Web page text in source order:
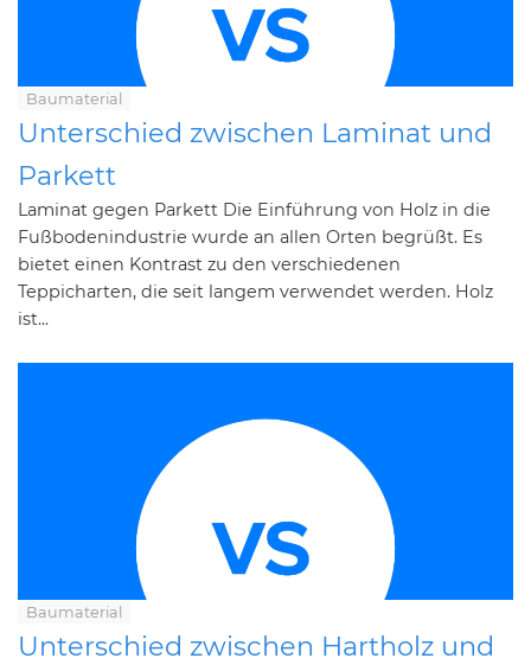
Baumaterial
Unterschied zwischen Laminat und
Parkett
Laminat gegen Parkett Die Einführung von Holz in die
Fußbodenindustrie wurde an allen Orten begrüßt. Es
bietet einen Kontrast zu den verschiedenen
Teppicharten, die seit langem verwendet werden. Holz
ist...
Baumaterial
Unterschied zwischen Hartholz und